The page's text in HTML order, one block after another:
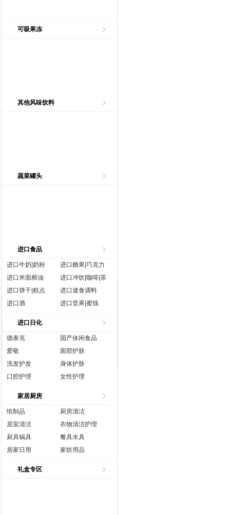
可吸果冻
其他风味饮料
蔬菜罐头
进口食品
进口牛奶|奶粉
进口糖果|巧克力
进口米面粮油
进口冲饮|咖啡|茶
进口饼干|糕点
进口速食调料
进口酒
进口坚果|蜜饯
进口日化
德泰克
国产休闲食品
爱敬
面部护肤
洗发护发
身体护肤
口腔护理
女性护理
家居厨房
纸制品
厨房清洁
居室清洁
衣物清洁护理
厨具锅具
餐具水具
居家日用
家纺用品
礼盒专区